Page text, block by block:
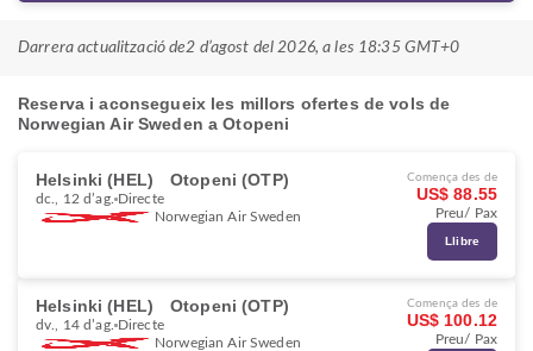
Darrera actualització de2 d’agost del 2026, a les 18:35 GMT+0
Reserva i aconsegueix les millors ofertes de vols de
Norwegian Air Sweden a Otopeni
Helsinki (HEL) Otopeni (OTP)
dc., 12 d’ag. Directe
Norwegian Air Sweden
Comença des de
US$ 88.55
Preu/ Pax
Llibre
Helsinki (HEL) Otopeni (OTP)
dv., 14 d’ag. Directe
Norwegian Air Sweden
Comença des de
US$ 100.12
Preu/ Pax